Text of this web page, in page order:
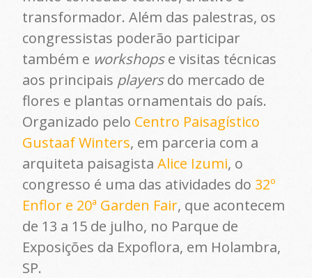
transformador. Além das palestras, os
congressistas poderão participar
também e workshopse visitas técnicas
aos principais playersdo mercado de
flores e plantas ornamentais do país.
Organizado pelo Centro Paisagístico
Gustaaf Winters, em parceria com a
arquiteta paisagistaAlice Izumi, o
congresso é uma das atividades do 32º
Enflor e 20ª Garden Fair, que acontecem
de 13 a 15 de julho, no Parque de
Exposições da Expoflora, em Holambra,
SP.